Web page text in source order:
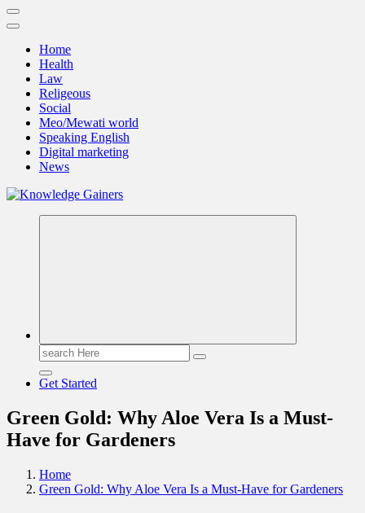
Home
Health
Law
Religeous
Social
Meo/Mewati world
Speaking English
Digital marketing
News
Read & Spread
Search
for:
Get Started
Green Gold: Why Aloe Vera Is a Must-
Have for Gardeners
Home
Green Gold: Why Aloe Vera Is a Must-Have for Gardeners